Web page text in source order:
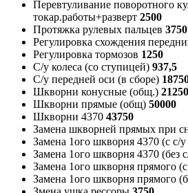
Перевтуливание поворотного
токар.работы+разверт 2500
Протяжка рулевых пальцев 3750
Регулировка схождения
Регулировка тормозов 1250
С/у колеса (со ступицей) 937,5
С/у передней оси (в сборе)
Шкворни конусные (общ.) 21250
Шкворни прямые (общ) 50000
Шкворни 4370 43750
Замена шкворней прямых при
Замена 1ого шкворня 4370 (с с/
Замена 1ого шкворня 4370 (без
Замена 1ого шкворня прямого
Замена 1ого шкворня прямого